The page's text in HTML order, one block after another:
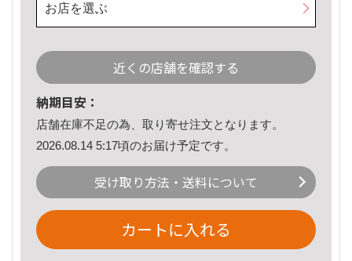
お店を選ぶ
近くの店舗を確認する
納期目安：
店舗在庫不足の為、取り寄せ注文となります。
2026.08.14 5:17頃のお届け予定です。
受け取り方法・送料について
カートに入れる